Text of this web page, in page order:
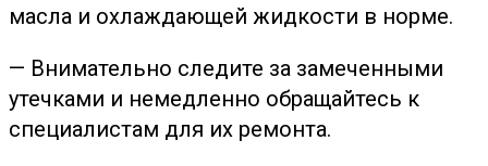
масла и охлаждающей жидкости в норме.
— Внимательно следите за замеченными
утечками и немедленно обращайтесь к
специалистам для их ремонта.